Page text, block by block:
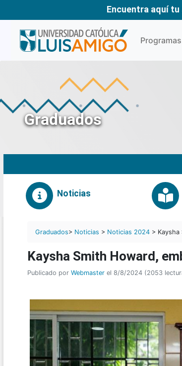
Encuentra aquí tu
Programas
Graduados
Noticias
Graduados> Noticias > Noticias 2024 >
Kaysha Smith Howard,
Publicado por Webmaster el 8/8/2024 (2053